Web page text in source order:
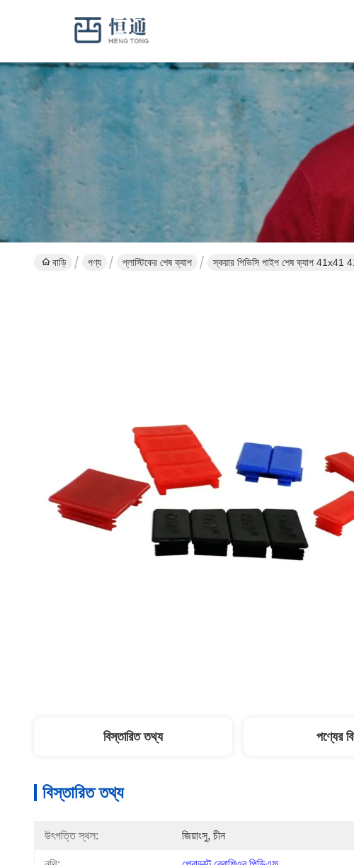
বাড়ি পণ্য প্লাস্টিকের শেষ ক্যাপ স্কয়ার পিভিসি পাইপ শেষ ক্যাপ 41x41
বিস্তারিত তথ্য পণ্যের
বিস্তারিত তথ্য
উৎপত্তি স্থল: জিয়াংসু, চীন